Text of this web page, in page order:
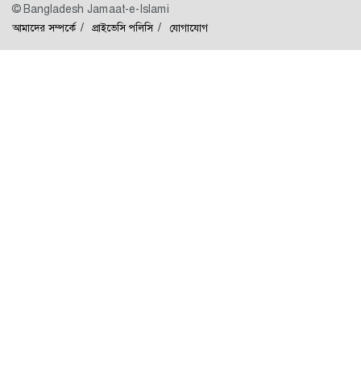
© Bangladesh Jamaat-e-Islami
আমাদের সম্পর্কে প্রাইভেসি পলিসি যোগাযোগ